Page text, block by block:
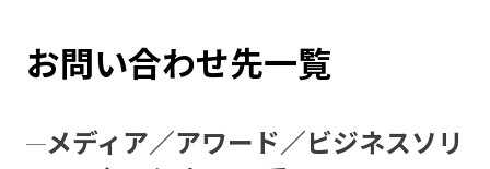
お問い合わせ先一覧
メディア／アワード／ビジネスソリ